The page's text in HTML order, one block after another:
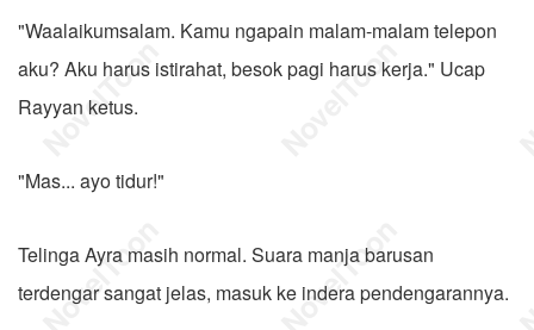
"Waalaikumsalam. Kamu ngapain malam-malam telepon
aku? Aku harus istirahat, besok pagi harus kerja." Ucap
Rayyan ketus.
"Mas... ayo tidur!"
Telinga Ayra masih normal. Suara manja barusan
terdengar sangat jelas, masuk ke indera pendengarannya.